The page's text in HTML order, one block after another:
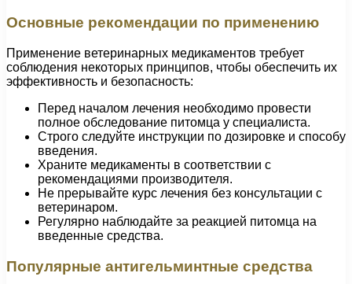
Основные рекомендации по применению
Применение ветеринарных медикаментов требует
соблюдения некоторых принципов, чтобы обеспечить их
эффективность и безопасность:
Перед началом лечения необходимо провести
полное обследование питомца у специалиста.
Строго следуйте инструкции по дозировке и способу
введения.
Храните медикаменты в соответствии с
рекомендациями производителя.
Не прерывайте курс лечения без консультации с
ветеринаром.
Регулярно наблюдайте за реакцией питомца на
введенные средства.
Популярные антигельминтные средства